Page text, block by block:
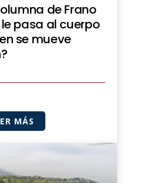
de Frano
pasa al cuerpo
se mueve
MÁS